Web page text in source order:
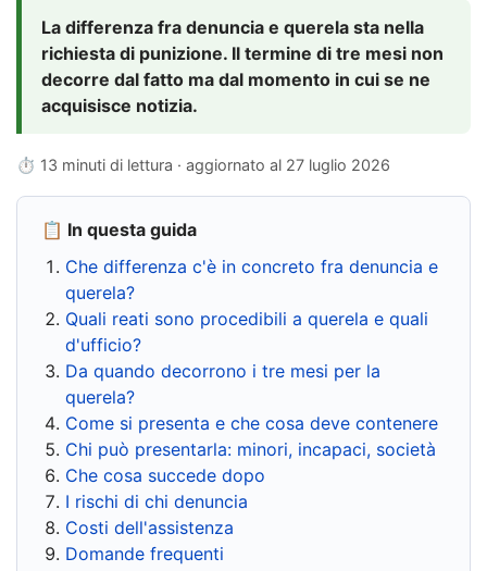
La differenza fra denuncia e querela sta nella
richiesta di punizione. Il termine di tre mesi non
decorre dal fatto ma dal momento in cui se ne
acquisisce notizia.
⏱ 13 minuti di lettura · aggiornato al 27 luglio 2026
📋 In questa guida
Che differenza c'è in concreto fra denuncia e
querela?
Quali reati sono procedibili a querela e quali
d'ufficio?
Da quando decorrono i tre mesi per la
querela?
Come si presenta e che cosa deve contenere
Chi può presentarla: minori, incapaci, società
Che cosa succede dopo
I rischi di chi denuncia
Costi dell'assistenza
Domande frequenti